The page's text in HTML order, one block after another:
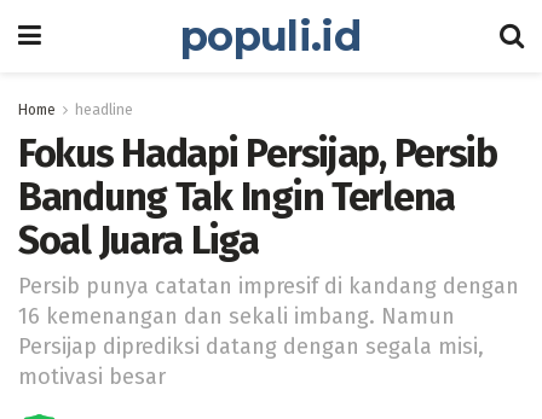
populi.id
Home headline
Fokus Hadapi Persijap, Persib
Bandung Tak Ingin Terlena
Soal Juara Liga
Persib punya catatan impresif di kandang dengan
16 kemenangan dan sekali imbang. Namun
Persijap diprediksi datang dengan segala misi,
motivasi besar